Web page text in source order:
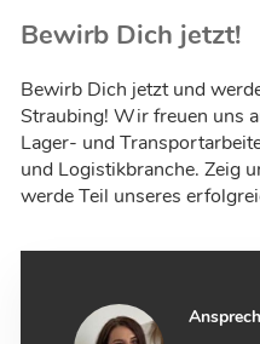
Bewirb Dich jetzt!
Bewirb Dich jetzt und
Straubing! Wir freuen uns
Lager- und
und Logistikbranche. Zeig
werde Teil unseres